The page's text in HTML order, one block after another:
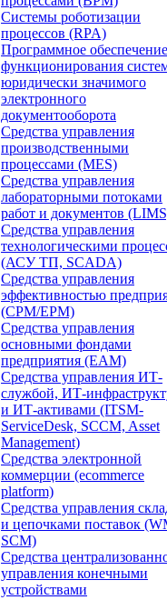
Системы роботизации
процессов (RPA)
Программное
функционирования
юридически значимого
электронного
документооборота
Средства управления
производственными
процессами (MES)
Средства управления
лабораторными потоками
работ и документов
Средства управления
технологическими
(АСУ ТП, SCADA)
Средства управления
эффективностью
(CPM/EPM)
Средства управления
основными фондами
предприятия (EAM)
Средства управления ИТ-
службой, ИТ-
и ИТ-активами (ITSM-
ServiceDesk, SCCM, Asset
Management)
Средства электронной
коммерции (ecommerce
platform)
Средства управления
и цепочками поставок
SCM)
Средства
управления конечными
устройствами